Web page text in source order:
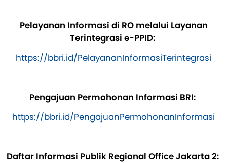
Pelayanan Informasi di RO melalui Layanan
Terintegrasi e-PPID:
https://bbri.id/PelayananInformasiTerintegrasi
Pengajuan Permohonan Informasi BRI:
https://bbri.id/PengajuanPermohonanInformasi
Daftar Informasi Publik Regional Office Jakarta 2: